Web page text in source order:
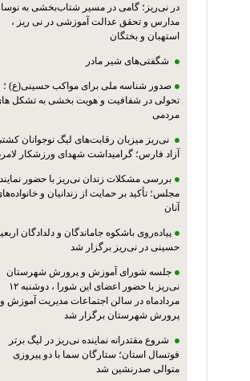
در نی‌ریز؛ گامی در مسیر شتاب‌بخشی به
مدارس و تحقق عدالت آموزشی در نی ریز ،
استهبان و بختگان
شگفتی‌های شیر مادر
صدور شناسه ملی برای مواکب حسینی(ع) ؛
تحولی در شفافیت و هویت بخشی به تشکل
مردمی
نی‌ریز میزبان رقابت‌های لیگ نوجوانان
آزاد فارس؛ گرامیداشت شهدای ورزشکار
بررسی مشکلات زندان نی‌ریز با حضور
مجلس؛ تأکید بر حمایت از زندانیان و
آنان
پیاده‌روی باشکوه جاماندگان و دلدادگان
حسینی در نی‌ریز برگزار شد
جلسه شورای آموزش و پرورش شهرستان
نی‌ریز با حضور اعضای این شورا ، دوشنبه ۱۲
مردادماه در سالن اجتماعات مدیریت آموزش و
پرورش شهرستان برگزار شد
شروع مقتدرانه نماینده نی‌ریز در لیگ برتر
فوتسال استان؛ ستارگان سما با دو پیروزی
متوالی صدرنشین شد